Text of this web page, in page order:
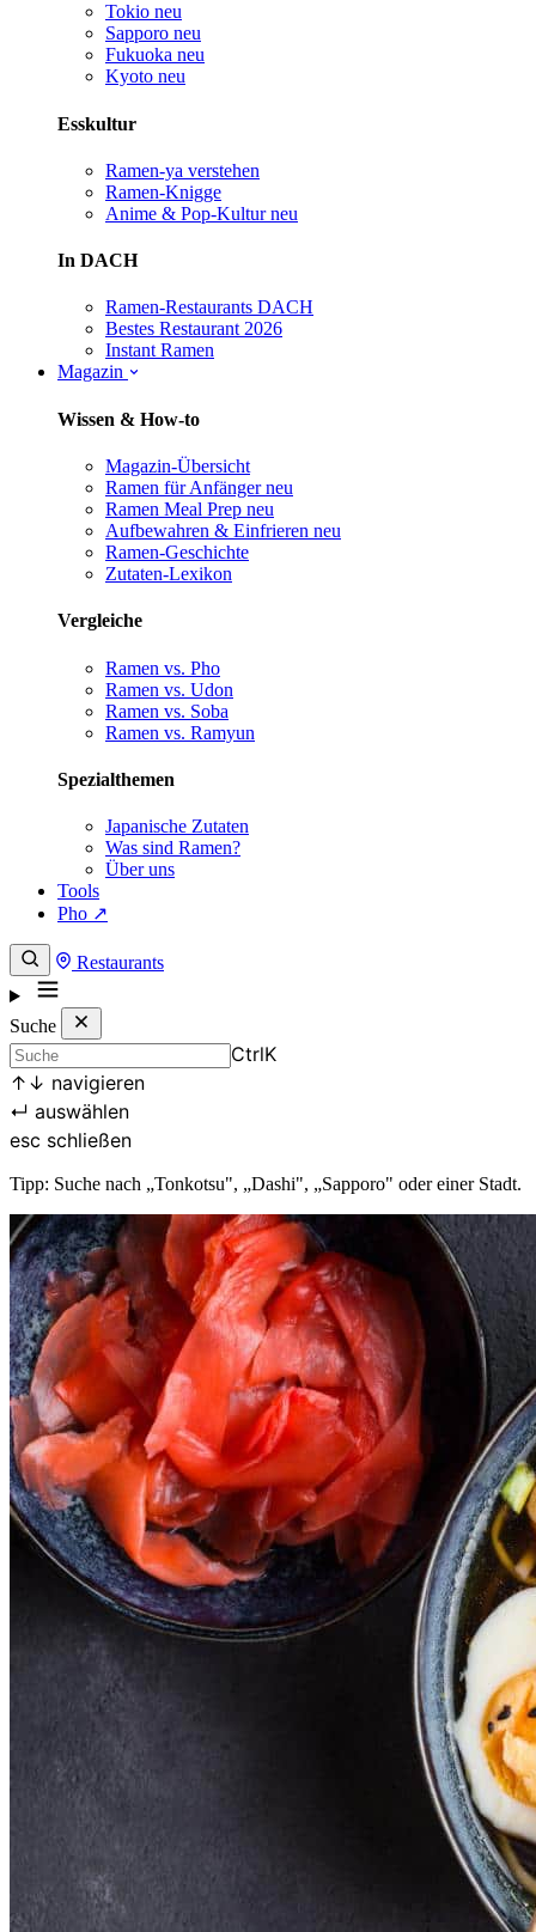
Tokio neu
Sapporo neu
Fukuoka neu
Kyoto neu
Esskultur
Ramen-ya verstehen
Ramen-Knigge
Anime & Pop-Kultur neu
In DACH
Ramen-Restaurants DACH
Bestes Restaurant 2026
Instant Ramen
Magazin
Wissen & How-to
Magazin-Übersicht
Ramen für Anfänger neu
Ramen Meal Prep neu
Aufbewahren & Einfrieren neu
Ramen-Geschichte
Zutaten-Lexikon
Vergleiche
Ramen vs. Pho
Ramen vs. Udon
Ramen vs. Soba
Ramen vs. Ramyun
Spezialthemen
Japanische Zutaten
Was sind Ramen?
Über uns
Tools
Pho ↗
Restaurants
Suche
CtrlK
↑ ↓ navigieren
↵ auswählen
esc schließen
Tipp: Suche nach „Tonkotsu", „Dashi", „Sapporo" oder einer Stadt.